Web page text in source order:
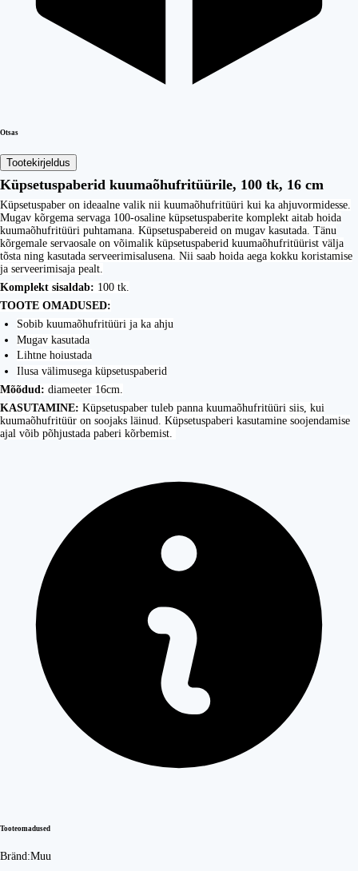
Otsas
Tootekirjeldus
Küpsetuspaberid kuumaõhufritüürile, 100 tk, 16 cm
Küpsetuspaber on ideaalne valik nii kuumaõhufritüüri kui ka ahjuvormidesse.
Mugav kõrgema servaga 100-osaline küpsetuspaberite komplekt aitab hoida
kuumaõhufritüüri puhtamana. Küpsetuspabereid on mugav kasutada. Tänu
kõrgemale servaosale on võimalik küpsetuspaberid kuumaõhufritüürist välja
tõsta ning kasutada serveerimisalusena. Nii saab hoida aega kokku koristamise
ja serveerimisaja pealt.
Komplekt sisaldab: 100 tk.
TOOTE OMADUSED:
Sobib kuumaõhufritüüri ja ka ahju
Mugav kasutada
Lihtne hoiustada
Ilusa välimusega küpsetuspaberid
Mõõdud: diameeter 16cm.
KASUTAMINE: Küpsetuspaber tuleb panna kuumaõhufritüüri siis, kui
kuumaõhufritüür on soojaks läinud. Küpsetuspaberi kasutamine soojendamise
ajal võib põhjustada paberi kõrbemist.
Tooteomadused
Bränd:Muu